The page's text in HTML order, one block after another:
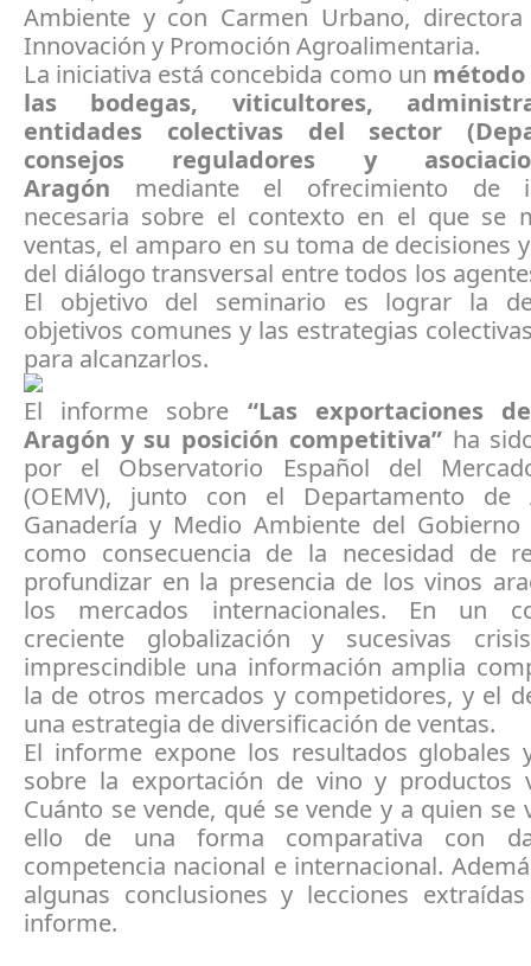
Ambiente y con Carmen Urbano,
Innovación y Promoción Agroalimentaria.
La iniciativa está concebida como un método
las bodegas, viticultores,
entidades colectivas del sector
consejos reguladores y
Aragón mediante el ofrecimiento de
necesaria sobre el contexto en el que se
ventas, el amparo en su toma de decisiones
del diálogo transversal entre todos los
El objetivo del seminario es lograr la
objetivos comunes y las estrategias
para alcanzarlos.
El informe sobre “Las exportaciones
Aragón y su posición competitiva”ha
por el Observatorio Español del
(OEMV), junto con el Departamento de
Ganadería y Medio Ambiente del Gobierno
como consecuencia de la necesidad de
profundizar en la presencia de los vinos
los mercados internacionales. En un
creciente globalización y sucesivas
imprescindible una información amplia
la de otros mercados y competidores, y el
una estrategia de diversificación de ventas.
El informe expone los resultados globales
sobre la exportación de vino y productos
Cuánto se vende, qué se vende y a quien se
ello de una forma comparativa con
competencia nacional e internacional.
algunas conclusiones y lecciones
informe.